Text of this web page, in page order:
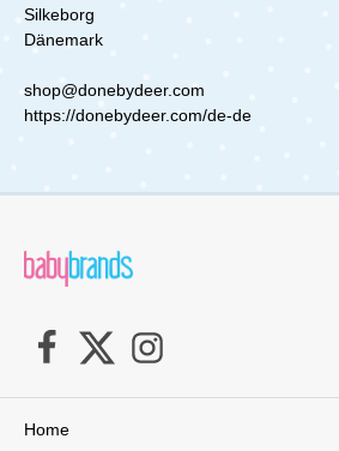
Silkeborg
Dänemark
shop@donebydeer.com
https://donebydeer.com/de-de
Home